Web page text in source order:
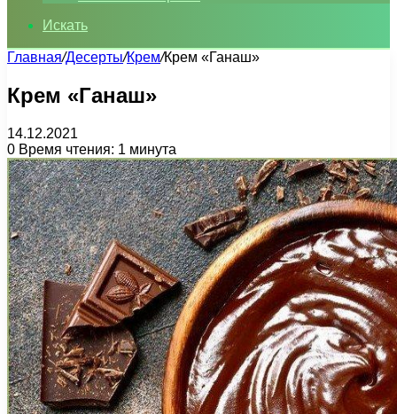
Искать
Главная/Десерты/Крем/Крем «Ганаш»
Крем «Ганаш»
14.12.2021
0 Время чтения: 1 минута